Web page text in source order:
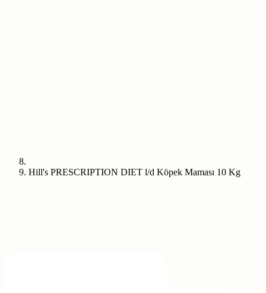
Hill's PRESCRIPTION DIET l/d Köpek Maması 10 Kg